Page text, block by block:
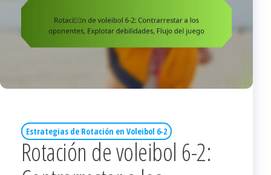
Estrategias de Rotación en Voleibol 6-2
Rotación de voleibol 6-2: